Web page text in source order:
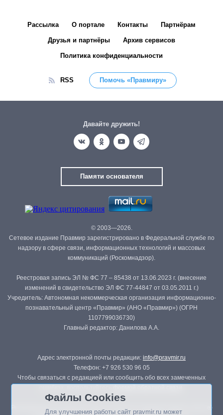
Рассылка О портале Контакты Партнёрам
Друзья и партнёры Архив сервисов
Политика конфиденциальности
RSS Помочь «Правмиру»
Давайте дружить!
Памяти основателя
© 2003—2026.
Сетевое издание Правмир зарегистрировано в Федеральной службе по
надзору в сфере связи, информационных технологий и массовых
коммуникаций (Роскомнадзор).
Реестровая запись ЭЛ № ФС 77 – 85438 от 13.06.2023 г. (внесение
изменений в свидетельство ЭЛ ФС 77-44847 от 03.05.2011 г.)
Учредитель: Автономная некоммерческая организация информационно-
познавательный центр «Правмир» (АНО «Правмир») (ОГРН
1107799036730)
Главный редактор: Данилова А.А.
Адрес электронной почты редакции: info@pravmir.ru
Телефон: +7 926 530 96 05
Чтобы связаться с редакцией или сообщить обо всех замеченных
Републикация материалов сайта в печатных изданиях (книгах, прессе)
Файлы Cookies
Для улучшения работы сайт pravmir.ru может